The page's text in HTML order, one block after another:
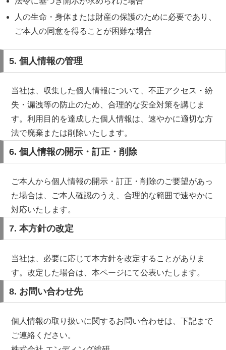
人の生命・身体または財産の保護のために必要であり、
ご本人の同意を得ることが困難な場合
5. 個人情報の管理
当社は、収集した個人情報について、不正アクセス・紛
失・漏洩等の防止のため、合理的な安全対策を講じま
す。利用目的を達成した個人情報は、速やかに適切な方
法で廃棄または削除いたします。
6. 個人情報の開示・訂正・削除
ご本人から個人情報の開示・訂正・削除のご要望があっ
た場合は、ご本人確認のうえ、合理的な範囲で速やかに
対応いたします。
7. 本方針の改定
当社は、必要に応じて本方針を改定することがありま
す。改定した場合は、本ページにて公表いたします。
8. お問い合わせ先
個人情報の取り扱いに関するお問い合わせは、下記まで
ご連絡ください。